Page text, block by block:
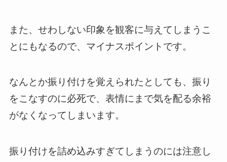
また、せわしない印象を観客に与えてしまうこ
とにもなるので、マイナスポイントです。
なんとか振り付けを覚えられたとしても、振り
をこなすのに必死で、表情にまで気を配る余裕
がなくなってしまいます。
振り付けを詰め込みすぎてしまうのには注意し